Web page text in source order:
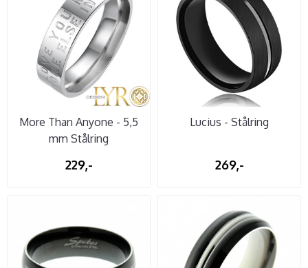
More Than Anyone - 5,5
mm Stålring
229,-
Lucius - Stålring
269,-